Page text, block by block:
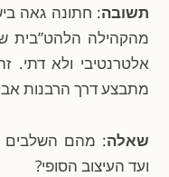
תשובה: חתונה גאה
מהקהילה הלהט”בית
אלטרנטיבי ולא דתי.
מתבצע דרך הרבנות
שאלה: מהם השלבים
ועד העיצוב הסופי?